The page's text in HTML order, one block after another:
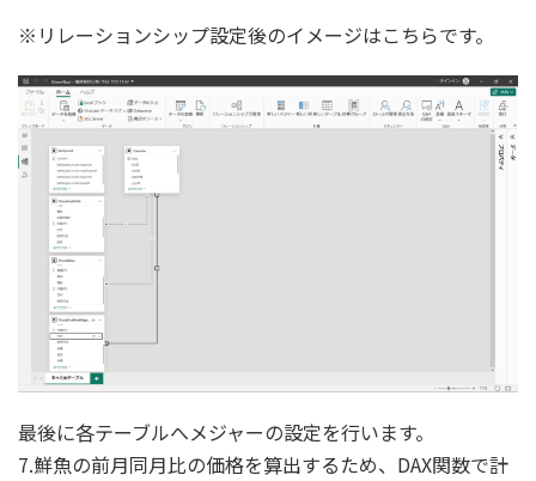
※リレーションシップ設定後のイメージはこちらです。
最後に各テーブルへメジャーの設定を行います。
7.鮮魚の前月同月比の価格を算出するため、DAX関数で計